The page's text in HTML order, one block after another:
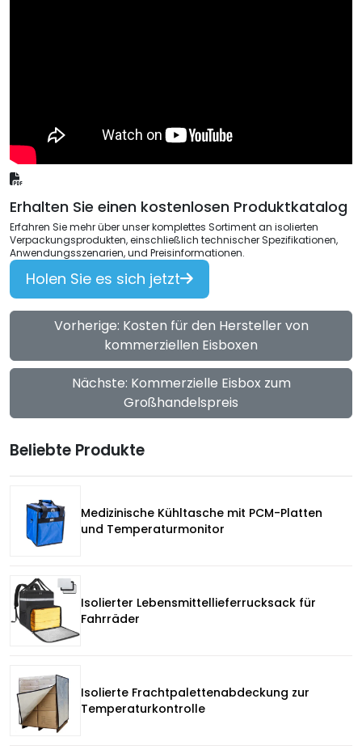
Erhalten Sie einen kostenlosen Produktkatalog
Erfahren Sie mehr über unser komplettes Sortiment an isolierten
Verpackungsprodukten, einschließlich technischer Spezifikationen,
Anwendungsszenarien, und Preisinformationen.
Holen Sie es sich jetzt
Vorherige: Kosten für den Hersteller von
kommerziellen Eisboxen
Nächste: Kommerzielle Eisbox zum
Großhandelspreis
Beliebte Produkte
Medizinische Kühltasche mit PCM-Platten
und Temperaturmonitor
Isolierter Lebensmittellieferrucksack für
Fahrräder
Isolierte Frachtpalettenabdeckung zur
Temperaturkontrolle